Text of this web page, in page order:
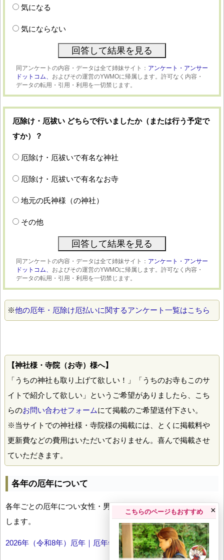
気になる
気にならない
同アンケートの内容・データは全て姉妹サイト： アンケート・アンサー
ドットコム、 およびその運営のYWMOに帰属します。許可なく内容・
データの転用・引用・利用を一切禁じます。
厄除け・厄祓い どちらで行いましたか（または行う予定で
すか）？
厄除け・厄祓いで有名な神社
厄除け・厄祓いで有名なお寺
地元の氏神様（の神社）
その他
同アンケートの内容・データは全て姉妹サイト： アンケート・アンサー
ドットコム、 およびその運営のYWMOに帰属します。許可なく内容・
データの転用・引用・利用を一切禁じます。
※他の厄年・厄除け厄払いに関するアンケート一覧はこちら
【神社様・寺院（お寺）様へ】
「うちの神社も取り上げて欲しい！」「うちのお寺もこのサ
イトで紹介して欲しい」というご希望がありましたら、こち
らのお問い合わせフォームにて掲載のご希望送付下さい。
※当サイトでの神社様・寺院様の掲載には、とくに掲載料や
更新費などの費用はいただいておりません。喜んで掲載させ
ていただきます。
各年の厄年について
各年ごとの厄年につい女性・男性の年齢早見表とともにお伝え
します。
2026年（令和8年）厄年｜厄年年齢早見表
こちらのページもおすすめ ×